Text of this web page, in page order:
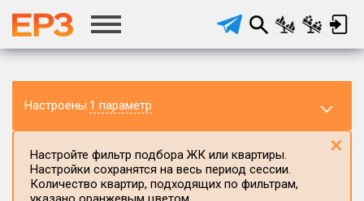
Настроены 1 параметр
Настройте фильтр подбора ЖК или квартиры.
Настройки сохранятся на весь период сессии.
Количество квартир, подходящих по фильтрам,
×